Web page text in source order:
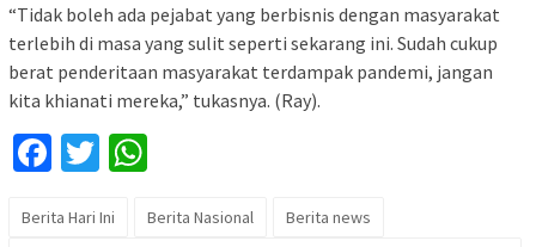
“Tidak boleh ada pejabat yang berbisnis dengan masyarakat
terlebih di masa yang sulit seperti sekarang ini. Sudah cukup
berat penderitaan masyarakat terdampak pandemi, jangan
kita khianati mereka,” tukasnya. (Ray).
Facebook
Twitter
Berita Hari Ini Berita Nasional
Berita news